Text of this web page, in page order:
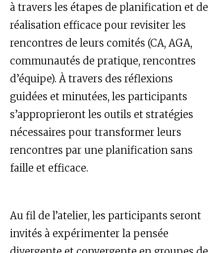
à travers les étapes de planification et de
réalisation efficace pour revisiter les
rencontres de leurs comités (CA, AGA,
communautés de pratique, rencontres
d’équipe). À travers des réflexions
guidées et minutées, les participants
s’approprieront les outils et stratégies
nécessaires pour transformer leurs
rencontres par une planification sans
faille et efficace.
Au fil de l’atelier, les participants seront
invités à expérimenter la pensée